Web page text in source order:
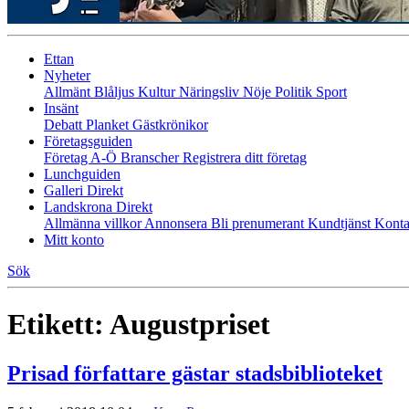
Ettan
Nyheter
Allmänt Blåljus KulturNäringsliv Nöje Politik Sport
Insänt
Debatt Planket Gästkrönikor
Företagsguiden
Företag A-Ö BranscherRegistrera ditt företag
Lunchguiden
Galleri Direkt
Landskrona Direkt
Allmänna villkorAnnonsera Bli prenumerant Kundtjänst
Mitt konto
Sök
Etikett: Augustpriset
Prisad författare gästar stadsbiblioteket